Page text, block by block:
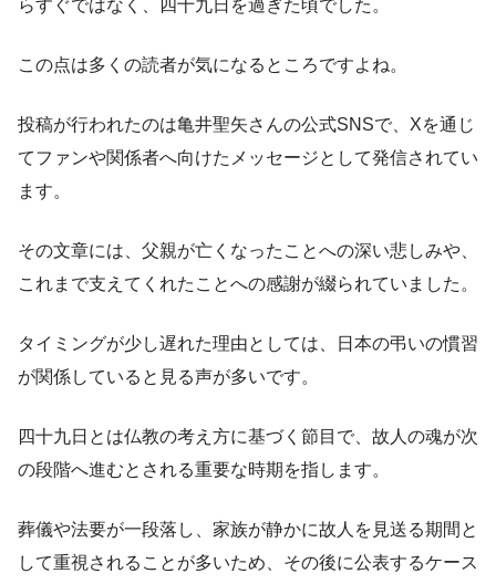
らすぐではなく、四十九日を過ぎた頃でした。
この点は多くの読者が気になるところですよね。
投稿が行われたのは亀井聖矢さんの公式SNSで、Xを通じ
てファンや関係者へ向けたメッセージとして発信されてい
ます。
その文章には、父親が亡くなったことへの深い悲しみや、
これまで支えてくれたことへの感謝が綴られていました。
タイミングが少し遅れた理由としては、日本の弔いの慣習
が関係していると見る声が多いです。
四十九日とは仏教の考え方に基づく節目で、故人の魂が次
の段階へ進むとされる重要な時期を指します。
葬儀や法要が一段落し、家族が静かに故人を見送る期間と
して重視されることが多いため、その後に公表するケース